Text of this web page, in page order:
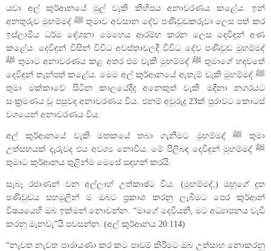
යවා අල් කුර්ආනයේ මුල් වැකි කිහිපය අනාවරණය කළේය. ඉන්
අනතුරුව මුහම්මද් ﷺ තුමාව අවසාන දේව පණිවුඩකරුවා ලෙස පත් කර
ඉස්ලාමීය ධර්ම දේශනා මෙහෙය ආරම්භ කරන ලෙස දෙවිඳුන් අණ
කළේය. දෙවිඳුන් විසින් විවිධ අවස්තාවලදී විවිධ දේව පණිවුඩ මුහම්මද්
ﷺ තුමාට අනාවරණය කළ අතර එම වැකි මුහම්මද් ﷺ තුමාගේ හදවතේ
දෙවිඳුන් තැන්පත් කළේය. මෙම අල් කුර්ආනයේ ඇතැම් වැකි මුහම්මද් ﷺ
තුමා මක්කාවේ සිටින කාලයේදීද අනෙකුත් වැකි මදීනා නගරයට
සංක්‍රමණය වූ පසුවද අනාවරණය විය. එනම් අවුරුදු 23ක් පුරාවට කොටස්
වශයෙන් අනාවරණය විය.
අල් කුර්ආනයේ වැකි මතකයේ තබා ගැනීමට මුහම්මද් ﷺ තුමා
උත්සහයක් දැරුවද එය අවශ්‍ය නොවීය. මේ පිලිබඳ දෙවිඳුන් මුහම්මද් ﷺ
තුමාට කුර්ආනය තුළින්ම මෙසේ සඳහන් කරයි.
සැබෑ රජාණන් වන අල්ලාහ් උත්කෘෂ්ට විය. (මුහම්මද්,) ඔහුගේ දූත
පණිවුඩය සහමුලින් ම ඔබට ප්‍රකාශ කරනු ලැබීමට පෙර කුර්ආන්
විෂයයෙහි ඔබ ඉක්මන් නොවන්න. “මාගේ දෙවියනි, මට අධ්‍යාපනය වැඩි
කරනු මැනවැ”යි පවසන්න. (අල් කුර්ආනය 20:114)
“නැවත නැවත පාරායණා කර කට පාඩම් කිරීමට ඔබ උත්සාහ නොකරනු